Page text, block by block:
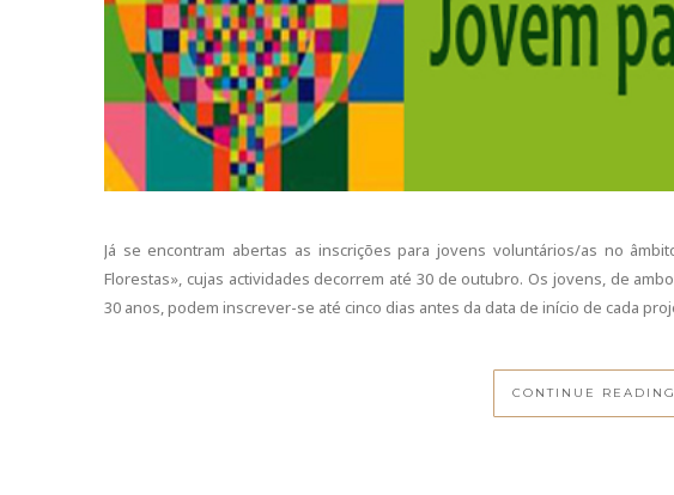
Já se encontram abertas as inscrições para jovens voluntários/as no
Florestas», cujas actividades decorrem até 30 de outubro. Os jovens, de
30 anos, podem inscrever-se até cinco dias antes da data de início de cada
CONTINUE READING